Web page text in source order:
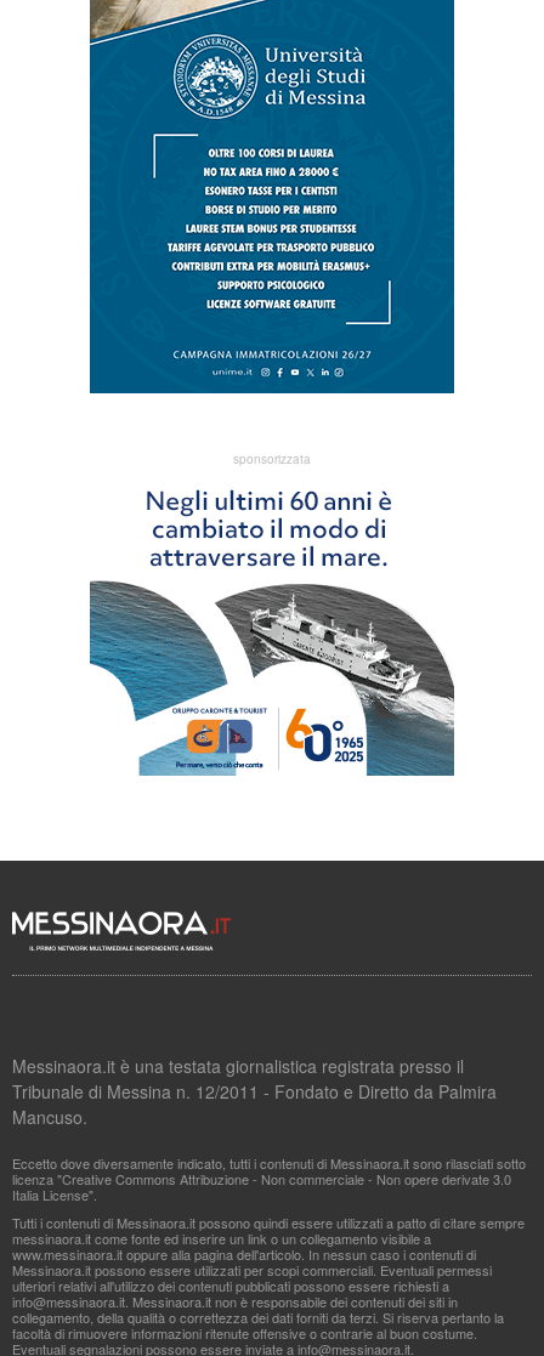
sponsorizzata
Messinaora.it è una testata giornalistica registrata presso il
Tribunale di Messina n. 12/2011 - Fondato e Diretto da Palmira
Mancuso.
Eccetto dove diversamente indicato, tutti i contenuti di Messinaora.it sono rilasciati sotto
licenza "Creative Commons Attribuzione - Non commerciale - Non opere derivate 3.0
Italia License".
Tutti i contenuti di Messinaora.it possono quindi essere utilizzati a patto di citare sempre
messinaora.it come fonte ed inserire un link o un collegamento visibile a
www.messinaora.it oppure alla pagina dell'articolo. In nessun caso i contenuti di
Messinaora.it possono essere utilizzati per scopi commerciali. Eventuali permessi
ulteriori relativi all'utilizzo dei contenuti pubblicati possono essere richiesti a
info@messinaora.it . Messinaora.it non è responsabile dei contenuti dei siti in
collegamento, della qualità o correttezza dei dati forniti da terzi. Si riserva pertanto la
facoltà di rimuovere informazioni ritenute offensive o contrarie al buon costume.
Eventuali segnalazioni possono essere inviate ainfo@messinaora.it